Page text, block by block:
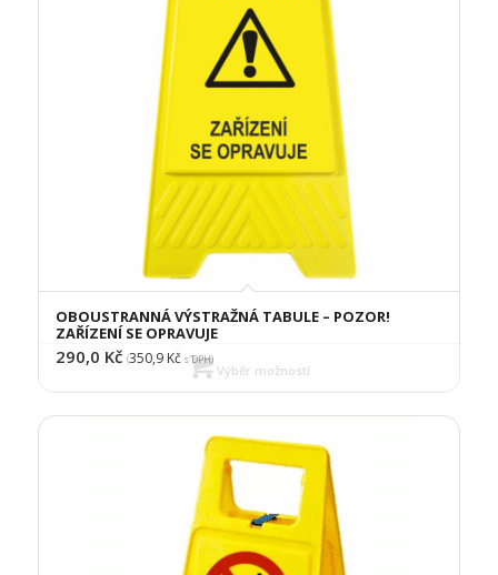
OBOUSTRANNÁ VÝSTRAŽNÁ TABULE – POZOR!
ZAŘÍZENÍ SE OPRAVUJE
290,0 Kč (350,9Kčs DPH)
Výběr možností